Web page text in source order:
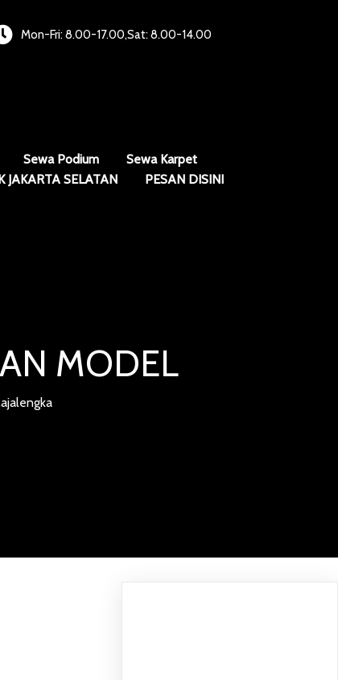
Mon-Fri: 8.00-17.00,Sat: 8.00-14.00
Sewa Podium
Sewa Karpet
JAKARTA SELATAN PESAN DISINI
MODEL